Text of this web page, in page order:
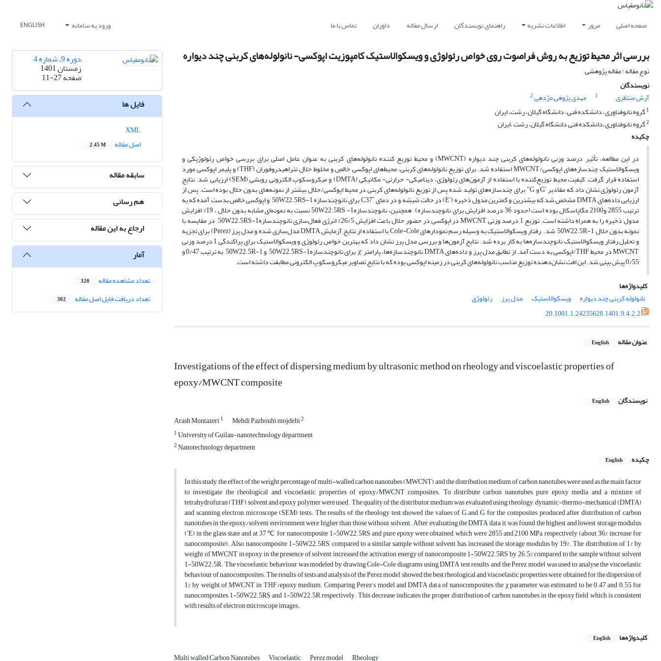
صفحه اصلی مرور اطلاعات نشریه راهنمای نویسندگان ارسال مقاله داوران تماس با ما ورود به سامانه ENGLISH
بررسی اثر محیط توزیع به روش فراصوت روی خواص رئولوژی و ویسکوالاستیک کامپوزیت‌ اپوکسی- نانولوله‌های کربنی چند دیواره
نوع مقاله : مقاله پژوهشی
نویسندگان
آرش منتظری
1 مهدی پژوهی مژدهی2
1گروه نانوفناوری، دانشکده فنی، دانشگاه گیلان، رشت، ایران
2گروه نانوفناوری،دانشکده فنی دانشگاه گیلان، رشت ،ایران
چکیده
در این مطالعه، تأثیر درصد وزنی نانولوله‌های کربنی چند دیواره (MWCNT) و محیط توزیع کننده نانولوله‌های کربنی به ‌عنوان عامل اصلی برای بررسی خواص رئولوژیکی و
ویسکوالاستیک چندسازه‌های اپوکسی/MWCNT استفاده شد. برای توزیع نانولوله‌های کربنی، محیط‌‌های اپوکسی خالص و مخلوط حلال تتراهیدروفوران (THF) و پلیمر اپوکسی مورد
استفاده قرار گرفت. کیفیت محیط توزیع‌کننده با استفاده از آزمون‌های رئولوژی، دینامیکی- حرارتی- مکانیکی (DMTA) و میکروسکوپ الکترونی روبشی (SEM) ارزیابی شد. نتایج
آزمون رئولوژی نشان داد که مقادیر ′G و G′′ برای چندسازه‌های تولید شده پس از توزیع نانولوله‌های کربنی در محیط اپوکسی/حلال بیشتر از نمونه‌های بدون حلال بوده است. پس از
ارزیابی داده‌های DMTA مشخص شد که بیشترین و کمترین مدول ذخیره (ʹE) در حالت شیشه‌ و در دمای ˚C37 برای نانوچندسازه 1-50W22.5RS و اپوکسی خالص بدست آمده که به
ترتیب ‌2855 و‌2100 مگا‌پاسکال بوده است (حدود 36 درصد افزایش برای نانو‌چندسازه). همچنین، نانوچندسازه1- 50W22.5RS نسبت به نمونه‌ای مشابه بدون حلال ، 19% افزایش
مدول ذخیره را به همراه داشته است. توزیع 1 درصد وزنی MWCNT در اپوکسی در حضور حلال باعث افزایش 26/5% انرژی فعال‌سازی نانوچندسازه1-50W22.5RS در مقایسه با
نمونه بدون حلال 1-50W22.5R شد. رفتار ویسکوالاستیک به وسیله رسم نمودارهای Cole-Cole با استفاده از نتایج آزمایش DMTA مدل‌سازی شده و مدل پرز (Perez) برای تجزیه
و تحلیل رفتار ویسکوالاستیک نانوچندسازه‌ها به کار برده شد. نتایج آزمون‌ها و بررسی مدل پرز نشان داد که بهترین خواص رئولوژی و ویسکوالاستیک برای پراکندگی 1 درصد وزنی
MWCNT در محیط THF/اپوکسی به دست آمد. از تطابق مدل پرز و داده‌های DMTA نانوچندسازه‌ها، پارامتر 'χ برای نانوچندسازه1-50W22.5RS و 1-50W22.5R به ترتیب 0/47 و
0/55 پیش ­بینی شد. این افت نشان‌دهنده توزیع مناسب نانولوله‌های کربنی در زمینه اپوکسی بوده که با نتایج تصاویر میکروسکوپ الکترونی مطابقت داشته است.
کلیدواژه‌ها
نانولوله کربنی چند دیواره
ویسکوالاستیک مدل پرز
رئولوژی
20.1001.1.24235628.1401.9.4.2.2
عنوان مقاله English
Investigations of the effect of dispersing medium by ultrasonic method on rheology and viscoelastic properties of
epoxy/MWCNT composite
نویسندگان English
Arash Montazeri1 Mehdi Pazhouhi mojdehi2
1University of Guilan-nanotechnology department
2Nanotechnology department
چکیده
English
In this study, the effect of the weight percentage of multi-walled carbon nanotubes (MWCNT) and the distribution medium of carbon nanotubes were used as the main factor
to investigate the rheological and viscoelastic properties of epoxy/MWCNT composites. To distribute carbon nanotubes, pure epoxy media and a mixture of
tetrahydrofuran (THF) solvent and epoxy polymer were used. The quality of the distributor medium was evaluated using rheology, dynamic-thermo-mechanical (DMTA)
and scanning electron microscope (SEM) tests. The results of the rheology test showed the values of G and G for the composites produced after distribution of carbon
nanotubes in the epoxy/solvent environment were higher than those without solvent. After evaluating the DMTA data, it was found the highest and lowest storage modulus
(ʹE) in the glass state and at 37 ℃ for nanocomposite 1-50W22.5RS and pure epoxy were obtained, which were 2855 and 2100 MPa, respectively (about 36% increase for
nanocomposite). Also, nanocomposite 1-50W22.5RS, compared to a similar sample without solvent, has increased the storage modulus by 19%. The distribution of 1% by
weight of MWCNT in epoxy in the presence of solvent increased the activation energy of nanocomposite 1-50W22.5RS by 26.5% compared to the sample without solvent
1-50W22.5R. The viscoelastic behaviour was modeled by drawing Cole-Cole diagrams using DMTA test results, and the Perez model was used to analyse the viscoelastic
behaviour of nanocomposites. The results of tests and analysis of the Perez model showed the best rheological and viscoelastic properties were obtained for the dispersion of
1% by weight of MWCNT in THF/epoxy medium. Comparing Perez's model and DMTA data of nanocomposites, the χ parameter was estimated to be 0.47 and 0.55 for
nanocomposites 1-50W22.5RS and 1-50W22.5R, respectively. This decrease indicates the proper distribution of carbon nanotubes in the epoxy field, which is consistent
with results of electron microscope images.
کلیدواژه‌ها English
Multi walled Carbon Nanotubes Viscoelastic Perez model Rheology
دوره 9، شماره 4
زمستان 1401
صفحه11-27
فایل ها
اصل مقاله
2.45 M
سابقه مقاله
هم رسانی
ارجاع به این مقاله
آمار
تعداد مشاهده مقاله 320
تعداد دریافت فایل اصل مقاله 302